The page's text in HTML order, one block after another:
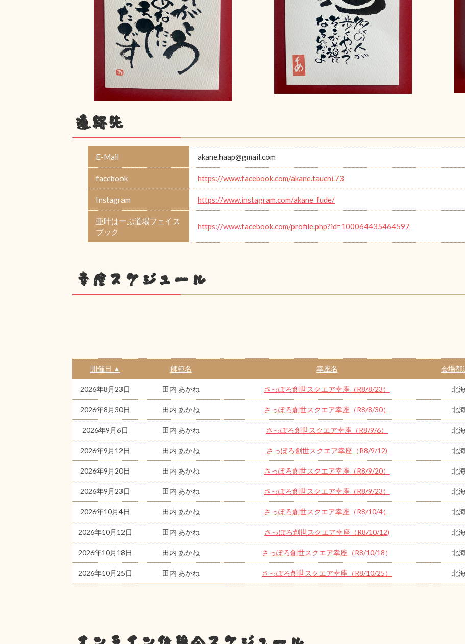
連絡先
E-Mail akane.haap@gmail.com
facebook https://www.facebook.com/akane.tauchi.73
Instagram https://www.instagram.com/akane_fude/
亜叶はーぷ道場フェイス
ブック
https://www.facebook.com/profile.php?id=100064435464597
幸座スケジュール
開催日 ▲ 師範名 幸座名 会場都
2026年8月23日 田内 あかね さっぽろ創世スクエア幸座（R8/8/23） 北
2026年8月30日 田内 あかね さっぽろ創世スクエア幸座（R8/8/30） 北
2026年9月6日 田内 あかね さっぽろ創世スクエア幸座（R8/9/6） 北
2026年9月12日 田内 あかね さっぽろ創世スクエア幸座（R8/9/12) 北
2026年9月20日 田内 あかね さっぽろ創世スクエア幸座（R8/9/20） 北
2026年9月23日 田内 あかね さっぽろ創世スクエア幸座（R8/9/23） 北
2026年10月4日 田内 あかね さっぽろ創世スクエア幸座（R8/10/4） 北
2026年10月12日 田内 あかね さっぽろ創世スクエア幸座（R8/10/12) 北
2026年10月18日 田内 あかね さっぽろ創世スクエア幸座（R8/10/18） 北
2026年10月25日 田内 あかね さっぽろ創世スクエア幸座（R8/10/25） 北